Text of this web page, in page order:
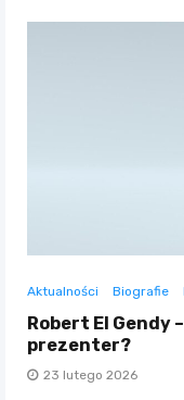
Aktualności Biografie
Robert El Gendy
prezenter?
23 lutego 2026